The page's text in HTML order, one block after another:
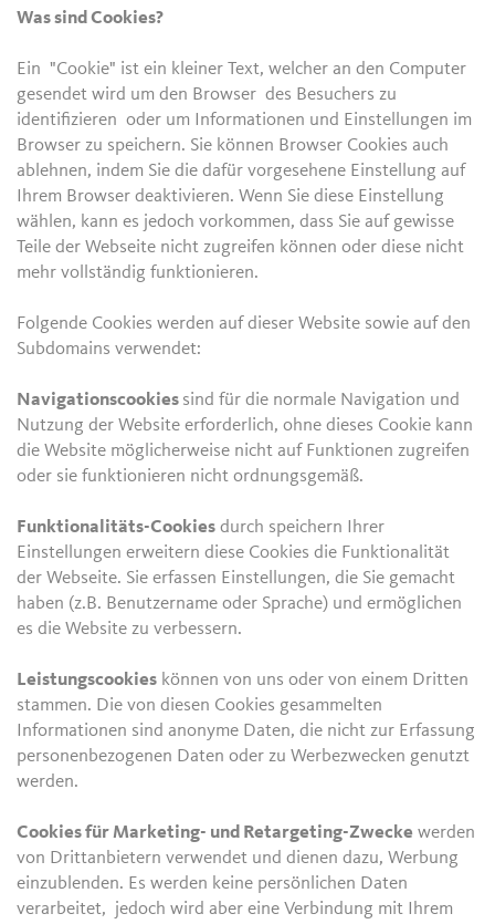
Was sind Cookies?
Ein "Cookie" ist ein kleiner Text, welcher an den Computer
gesendet wird um den Browser des Besuchers zu
identifizieren oder um Informationen und Einstellungen im
Browser zu speichern. Sie können Browser Cookies auch
ablehnen, indem Sie die dafür vorgesehene Einstellung auf
Ihrem Browser deaktivieren. Wenn Sie diese Einstellung
wählen, kann es jedoch vorkommen, dass Sie auf gewisse
Teile der Webseite nicht zugreifen können oder diese nicht
mehr vollständig funktionieren.
Folgende Cookies werden auf dieser Website sowie auf den
Subdomains verwendet:
Navigationscookies sind für die normale Navigation und
Nutzung der Website erforderlich, ohne dieses Cookie kann
die Website möglicherweise nicht auf Funktionen zugreifen
oder sie funktionieren nicht ordnungsgemäß.
Funktionalitäts-Cookies durch speichern Ihrer
Einstellungen erweitern diese Cookies die Funktionalität
der Webseite. Sie erfassen Einstellungen, die Sie gemacht
haben (z.B. Benutzername oder Sprache) und ermöglichen
es die Website zu verbessern.
Leistungscookies können von uns oder von einem Dritten
stammen. Die von diesen Cookies gesammelten
Informationen sind anonyme Daten, die nicht zur Erfassung
personenbezogenen Daten oder zu Werbezwecken genutzt
werden.
Cookies für Marketing- und Retargeting-Zwecke werden
von Drittanbietern verwendet und dienen dazu, Werbung
einzublenden. Es werden keine persönlichen Daten
verarbeitet, jedoch wird aber eine Verbindung mit Ihrem